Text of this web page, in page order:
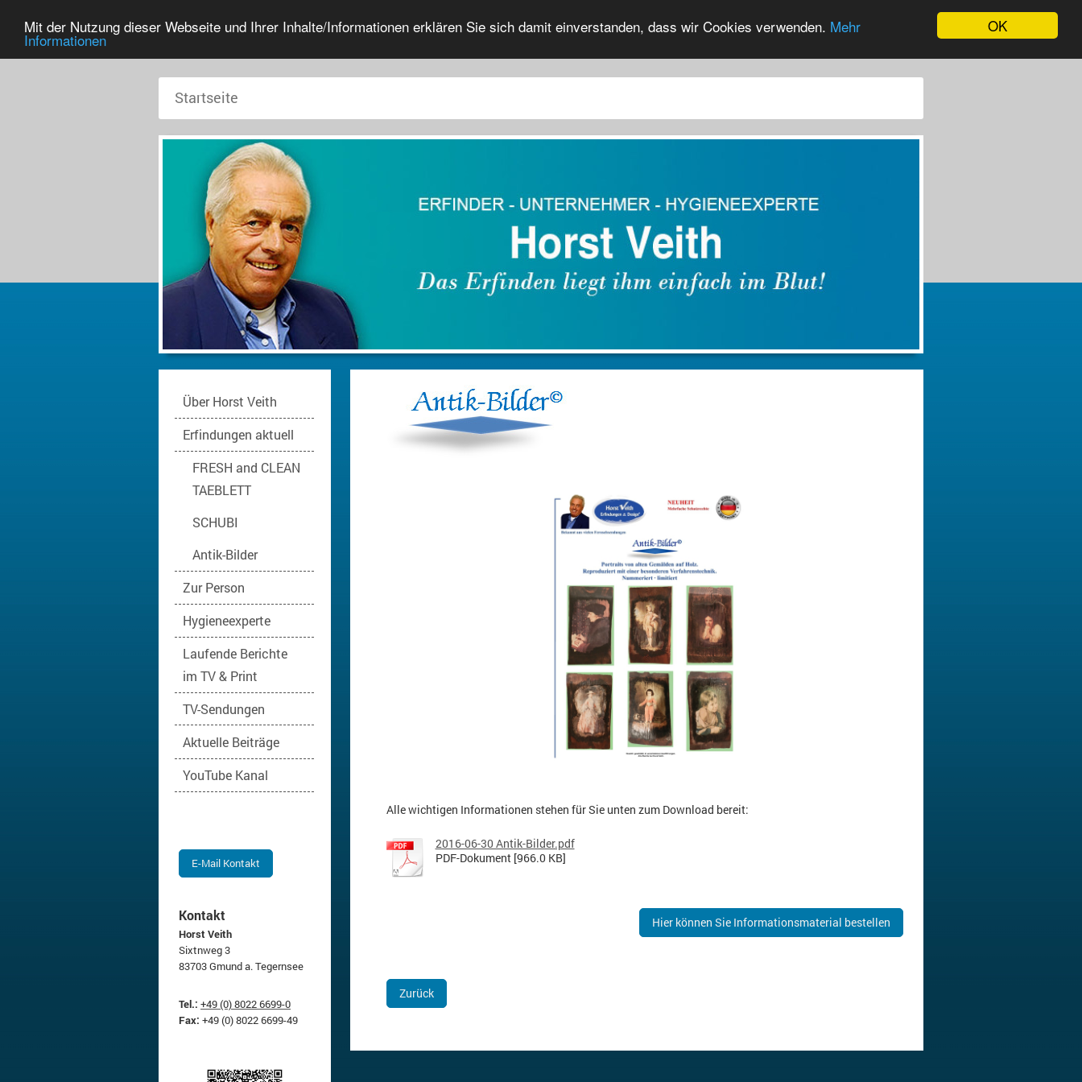
OK
Mit der Nutzung dieser Webseite und Ihrer Inhalte/Informationen erklären Sie sich damit einverstanden, dass wir Cookies verwenden. Mehr
Informationen
Startseite
Alle wichtigen Informationen stehen für Sie unten zum Download bereit:
2016-06-30 Antik-Bilder.pdf
PDF-Dokument [966.0 KB]
Hier können Sie Informationsmaterial bestellen
Zurück
Über Horst Veith
Erfindungen aktuell
FRESH and CLEAN
TAEBLETT
SCHUBI
Antik-Bilder
Zur Person
Hygieneexperte
Laufende Berichte
im TV & Print
TV-Sendungen
Aktuelle Beiträge
YouTube Kanal
E-Mail Kontakt
Kontakt
Horst Veith
Sixtnweg 3
83703 Gmund a. Tegernsee
Tel.: +49 (0) 8022 6699-0
Fax: +49 (0) 8022 6699-49